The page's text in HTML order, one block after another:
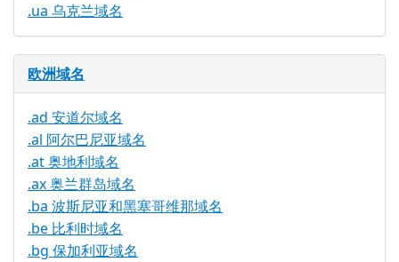
.ua 乌克兰域名
欧洲域名
.ad 安道尔域名
.al 阿尔巴尼亚域名
.at 奥地利域名
.ax 奥兰群岛域名
.ba 波斯尼亚和黑塞哥维那域名
.be 比利时域名
.bg 保加利亚域名